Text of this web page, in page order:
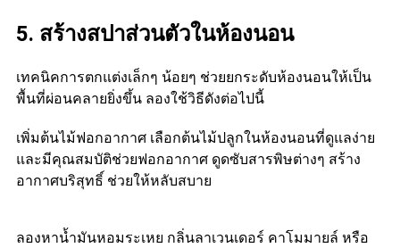
5. สร้างสปาส่วนตัวในห้องนอน
เทคนิคการตกแต่งเล็กๆ น้อยๆ ช่วยยกระดับห้องนอนให้เป็น
พื้นที่ผ่อนคลายยิ่งขึ้น ลองใช้วิธีดังต่อไปนี้
เพิ่มต้นไม้ฟอกอากาศ เลือกต้นไม้ปลูกในห้องนอนที่ดูแลง่าย
และมีคุณสมบัติช่วยฟอกอากาศ ดูดซับสารพิษต่างๆ สร้าง
อากาศบริสุทธิ์ ช่วยให้หลับสบาย
ลองหาน้ำมันหอมระเหย กลิ่นลาเวนเดอร์ คาโมมายล์ หรือ